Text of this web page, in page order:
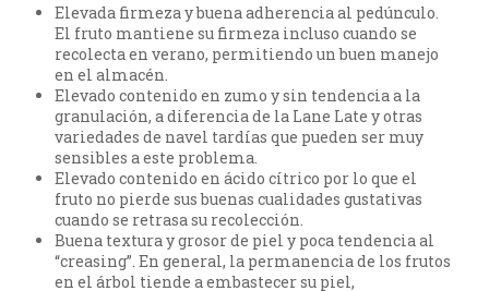
Elevada firmeza y buena adherencia al pedúnculo.
El fruto mantiene su firmeza incluso cuando se
recolecta en verano, permitiendo un buen manejo
en el almacén.
Elevado contenido en zumo y sin tendencia a la
granulación, a diferencia de la Lane Late y otras
variedades de navel tardías que pueden ser muy
sensibles a este problema.
Elevado contenido en ácido cítrico por lo que el
fruto no pierde sus buenas cualidades gustativas
cuando se retrasa su recolección.
Buena textura y grosor de piel y poca tendencia al
“creasing”. En general, la permanencia de los frutos
en el árbol tiende a embastecer su piel,